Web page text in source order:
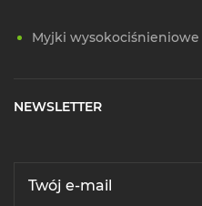
Myjki wysokociśnieniowe
NEWSLETTER